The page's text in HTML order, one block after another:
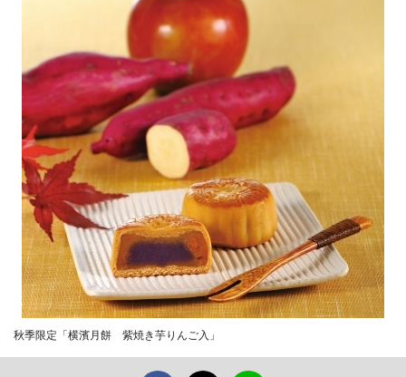
秋季限定「横濱月餅 紫焼き芋りんご入」